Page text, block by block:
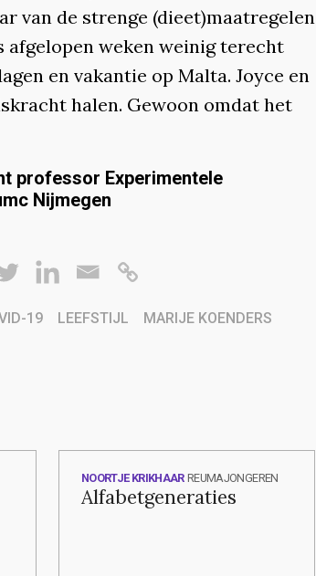
van de strenge (dieet)maatregelen
afgelopen weken weinig terecht
en vakantie op Malta. Joyce en
halen. Gewoon omdat het
professor Experimentele
Nijmegen
19 LEEFSTIJL
MARIJE KOENDERS
NOORTJE KRIKHAAR REUMAJONGEREN
Alfabetgeneraties